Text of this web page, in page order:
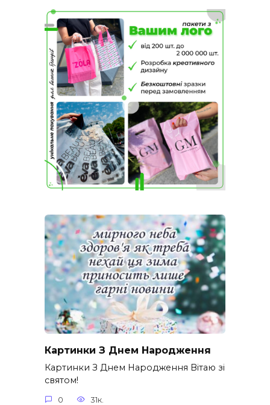
Картинки З Днем Народження
Картинки З Днем Народження Вітаю зі
святом!
0 31к.